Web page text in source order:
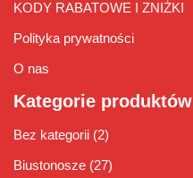
KODY RABATOWE I ZNIŻKI
Polityka prywatności
O nas
Kategorie produktów
Bez kategorii (2)
Biustonosze (27)